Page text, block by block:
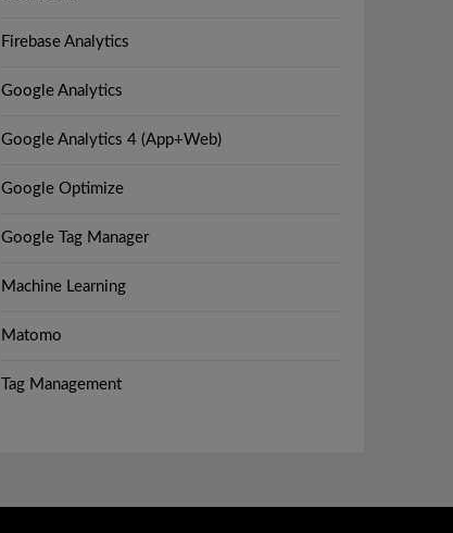
Firebase Analytics
Google Analytics
Google Analytics 4 (App+Web)
Google Optimize
Google Tag Manager
Machine Learning
Matomo
Tag Management